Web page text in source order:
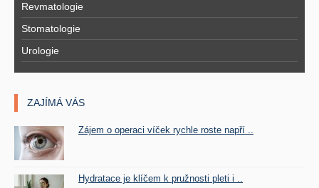
Revmatologie
Stomatologie
Urologie
ZAJÍMÁ VÁS
Zájem o operaci víček rychle roste napří ..
Hydratace je klíčem k pružnosti pleti i ..